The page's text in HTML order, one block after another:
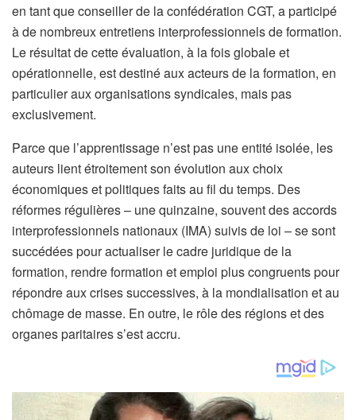
en tant que conseiller de la confédération CGT, a participé
à de nombreux entretiens interprofessionnels de formation.
Le résultat de cette évaluation, à la fois globale et
opérationnelle, est destiné aux acteurs de la formation, en
particulier aux organisations syndicales, mais pas
exclusivement.
Parce que l’apprentissage n’est pas une entité isolée, les
auteurs lient étroitement son évolution aux choix
économiques et politiques faits au fil du temps. Des
réformes régulières – une quinzaine, souvent des accords
interprofessionnels nationaux (IMA) suivis de loi – se sont
succédées pour actualiser le cadre juridique de la
formation, rendre formation et emploi plus congruents pour
répondre aux crises successives, à la mondialisation et au
chômage de masse. En outre, le rôle des régions et des
organes paritaires s’est accru.